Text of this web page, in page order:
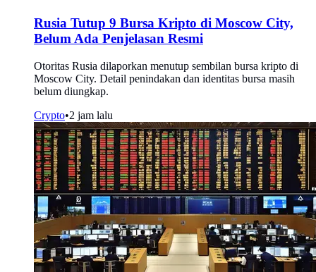
Rusia Tutup 9 Bursa Kripto di Moscow City,
Belum Ada Penjelasan Resmi
Otoritas Rusia dilaporkan menutup sembilan bursa kripto di
Moscow City. Detail penindakan dan identitas bursa masih
belum diungkap.
Crypto•2 jam lalu